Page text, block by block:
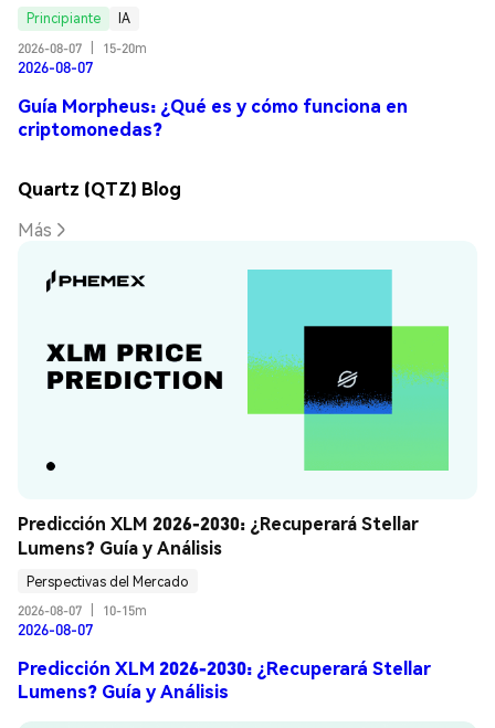
Principiante
IA
2026-08-07
15-20m
2026-08-07
Guía Morpheus: ¿Qué es y cómo funciona en
criptomonedas?
Quartz (QTZ) Blog
Más
Predicción XLM 2026-2030: ¿Recuperará Stellar
Lumens? Guía y Análisis
Perspectivas del Mercado
2026-08-07
10-15m
2026-08-07
Predicción XLM 2026-2030: ¿Recuperará Stellar
Lumens? Guía y Análisis